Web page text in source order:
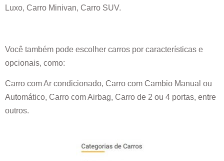
Luxo, Carro Minivan, Carro SUV.
Você também pode escolher carros por características e
opcionais, como:
Carro com Ar condicionado, Carro com Cambio Manual ou
Automático, Carro com Airbag, Carro de 2 ou 4 portas, entre
outros.